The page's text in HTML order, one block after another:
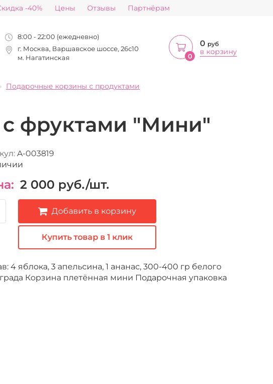
-40% Цены Отзывы Партнёрам
8:00 - 22:00 (ежедневно)
г. Москва, Варшавское шоссе, 26с10
м. Нагатинская
0
0 руб
в корзину
Подарочные корзины с продуктами
с фруктами "Мини"
A-003819
2 000 руб./шт.
Добавить в корзину
Купить товар в 1 клик
4 яблока, 3 апельсина, 1 ананас, 300-400 гр белого
Корзина плетённая мини Подарочная упаковка